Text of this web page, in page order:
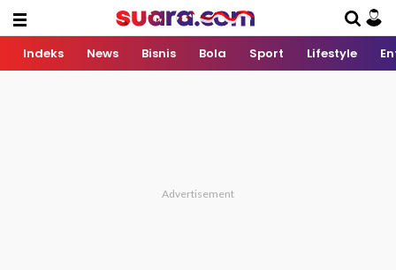
Indeks News Bisnis Bola Sport Lifestyle